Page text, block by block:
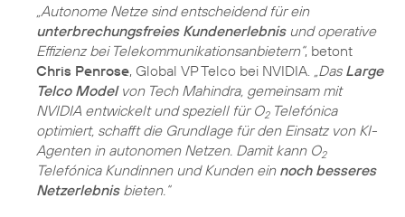
„Autonome Netze sind entscheidend für ein
unterbrechungsfreies Kundenerlebnisund operative
Effizienz bei Telekommunikationsanbietern“, betont
Chris Penrose, Global VP Telco bei NVIDIA. „Das Large
Telco Modelvon Tech Mahindra, gemeinsam mit
NVIDIA entwickelt und speziell für O2Telefónica
optimiert, schafft die Grundlage für den Einsatz von KI-
Agenten in autonomen Netzen. Damit kann O2
Telefónica Kundinnen und Kunden ein noch besseres
Netzerlebnisbieten.“